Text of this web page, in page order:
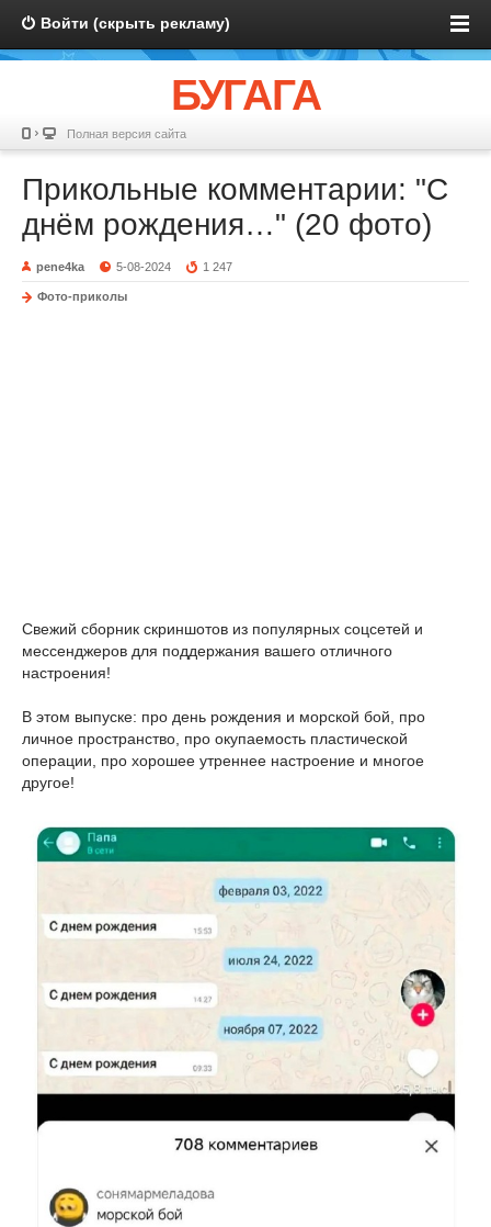
Войти (скрыть рекламу)
БУГАГА
Полная версия сайта
Прикольные комментарии: "С
днём рождения…" (20 фото)
pene4ka 5-08-2024 1 247
Фото-приколы
Свежий сборник скриншотов из популярных соцсетей и
мессенджеров для поддержания вашего отличного
настроения!
В этом выпуске: про день рождения и морской бой, про
личное пространство, про окупаемость пластической
операции, про хорошее утреннее настроение и многое
другое!